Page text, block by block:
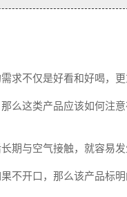
求不仅是好看和好喝，
么这类产品应该如何注意
期与空气接触，就容易发
不开口，那么该产品标